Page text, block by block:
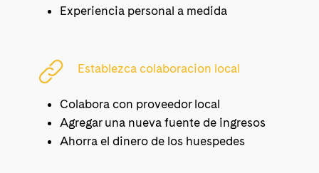
Experiencia personal a medida
Establezca colaboracion local
Colabora con proveedor local
Agregar una nueva fuente de ingresos
Ahorra el dinero de los huespedes